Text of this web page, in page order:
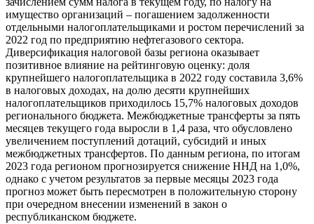
имущество организаций – погашением задолженности
отдельными налогоплательщиками и ростом перечислений за
2022 год по предприятию нефтегазового сектора.
Диверсификация налоговой базы региона оказывает
позитивное влияние на рейтинговую оценку: доля
крупнейшего налогоплательщика в 2022 году составила 3,6%
в налоговых доходах, на долю десяти крупнейших
налогоплательщиков приходилось 15,7% налоговых доходов
регионального бюджета. Межбюджетные трансферты за пять
месяцев текущего года выросли в 1,4 раза, что обусловлено
увеличением поступлений дотаций, субсидий и иных
межбюджетных трансфертов. По данным региона, по итогам
2023 года регионом прогнозируется снижение ННД на 1,0%,
однако с учетом результатов за первые месяцы 2023 года
прогноз может быть пересмотрен в положительную сторону
при очередном внесении изменений в закон о
республиканском бюджете.